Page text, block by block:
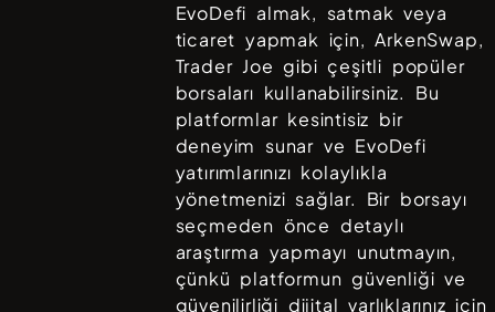
EvoDefi almak, satmak veya
ticaret yapmak için,ArkenSwap,
Trader Joe gibi çeşitli popüler
borsaları kullanabilirsiniz. Bu
platformlar kesintisiz bir
deneyim sunar ve EvoDefi
yatırımlarınızı kolaylıkla
yönetmenizi sağlar. Bir borsayı
seçmeden önce detaylı
araştırma yapmayı unutmayın,
çünkü platformun güvenliği ve
güvenilirliği dijital varlıklarınız için